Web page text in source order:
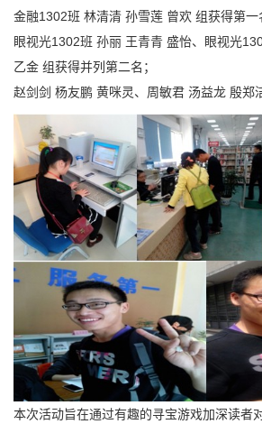
金融1302班 林清清 孙雪莲 曾欢 组获得第一
眼视光1302班 孙丽 王青青 盛怡、眼视光
乙金 组获得并列第二名；
赵剑剑 杨友鹏 黄咪灵、周敏君 汤益龙 殷郑
本次活动旨在通过有趣的寻宝游戏加深读者